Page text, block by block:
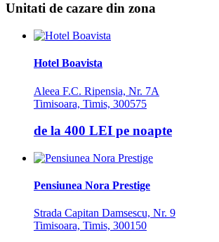
Unitati de cazare din zona
Hotel Boavista
Aleea F.C. Ripensia, Nr. 7A
Timisoara, Timis, 300575
de la 400 LEI pe noapte
Pensiunea Nora Prestige
Strada Capitan Damsescu, Nr. 9
Timisoara, Timis, 300150